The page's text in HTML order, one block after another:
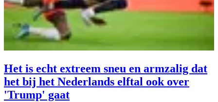
Het is echt extreem sneu en armzalig dat
het bij het Nederlands elftal ook over
'Trump' gaat